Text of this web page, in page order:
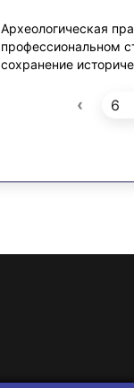
Археологическая
профессиональном
сохранение
‹ 6